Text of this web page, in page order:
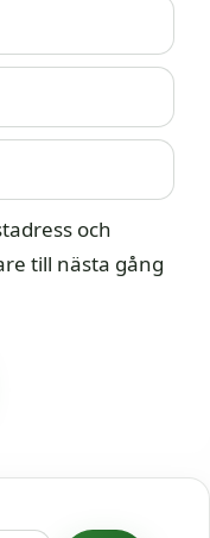
och
till nästa gång